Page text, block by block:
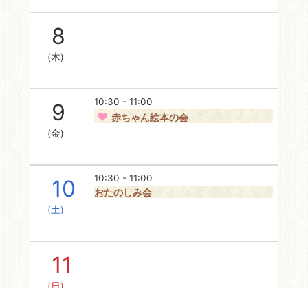
8
(木)
9
(金)
10:30 - 11:00
赤ちゃん絵本の会
10
(土)
10:30 - 11:00
おたのしみ会
11